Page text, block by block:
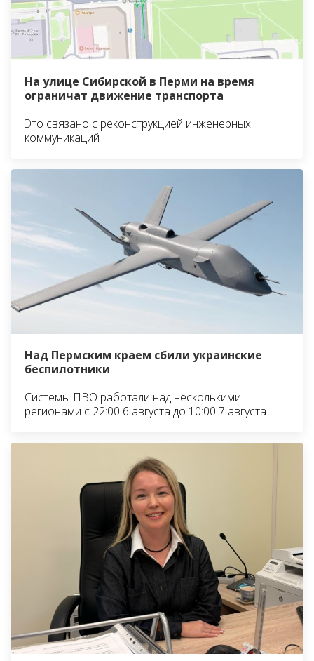
На улице Сибирской в Перми на время
ограничат движение транспорта
Это связано с реконструкцией инженерных
коммуникаций
Над Пермским краем сбили украинские
беспилотники
Системы ПВО работали над несколькими
регионами с 22:00 6 августа до 10:00 7 августа